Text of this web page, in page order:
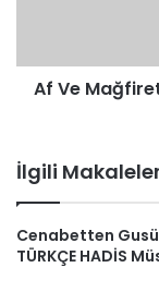
Af Ve Mağfiret
İlgili
Cenabetten
TÜRKÇE HADİS